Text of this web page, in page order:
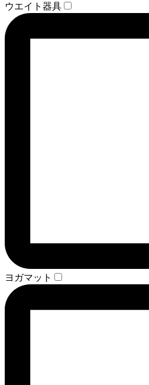
ウエイト器具
ヨガマット